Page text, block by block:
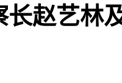
长赵艺林